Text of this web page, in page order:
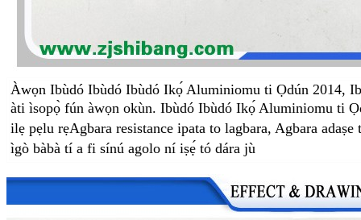
Àwọn Ibùdó Ibùdó Ibùdó Ikọ́ Aluminiomu ti Ọdún 2014,
àti ìsopọ̀ fún àwọn okùn. Ibùdó Ibùdó Ikọ́ Aluminiomu ti
ilẹ pẹlu rẹAgbara resistance ipata to lagbara, Agbara
ìgò bàbà tí a fi sínú agolo ní iṣẹ́ tó dára jù